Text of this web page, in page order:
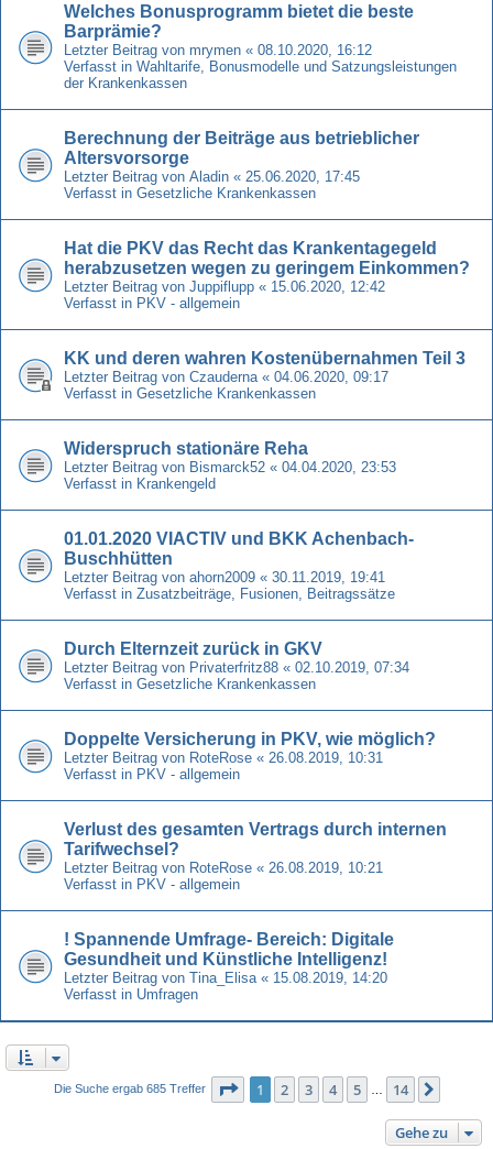
Welches Bonusprogramm bietet die beste
Barprämie?
Letzter Beitrag von mrymen « 08.10.2020, 16:12
Verfasst in Wahltarife, Bonusmodelle und Satzungsleistungen
der Krankenkassen
Berechnung der Beiträge aus betrieblicher
Altersvorsorge
Letzter Beitrag von Aladin « 25.06.2020, 17:45
Verfasst in Gesetzliche Krankenkassen
Hat die PKV das Recht das Krankentagegeld
herabzusetzen wegen zu geringem Einkommen?
Letzter Beitrag von Juppiflupp « 15.06.2020, 12:42
Verfasst in PKV - allgemein
KK und deren wahren Kostenübernahmen Teil 3
Letzter Beitrag von Czauderna « 04.06.2020, 09:17
Verfasst in Gesetzliche Krankenkassen
Widerspruch stationäre Reha
Letzter Beitrag von Bismarck52 « 04.04.2020, 23:53
Verfasst in Krankengeld
01.01.2020 VIACTIV und BKK Achenbach-
Buschhütten
Letzter Beitrag von ahorn2009 « 30.11.2019, 19:41
Verfasst in Zusatzbeiträge, Fusionen, Beitragssätze
Durch Elternzeit zurück in GKV
Letzter Beitrag von Privaterfritz88 « 02.10.2019, 07:34
Verfasst in Gesetzliche Krankenkassen
Doppelte Versicherung in PKV, wie möglich?
Letzter Beitrag von RoteRose « 26.08.2019, 10:31
Verfasst in PKV - allgemein
Verlust des gesamten Vertrags durch internen
Tarifwechsel?
Letzter Beitrag von RoteRose « 26.08.2019, 10:21
Verfasst in PKV - allgemein
! Spannende Umfrage- Bereich: Digitale
Gesundheit und Künstliche Intelligenz!
Letzter Beitrag von Tina_Elisa « 15.08.2019, 14:20
Verfasst in Umfragen
Die Suche ergab 685 Treffer Seite 1von 14
1 2 3 4 5 14
Gehe zu